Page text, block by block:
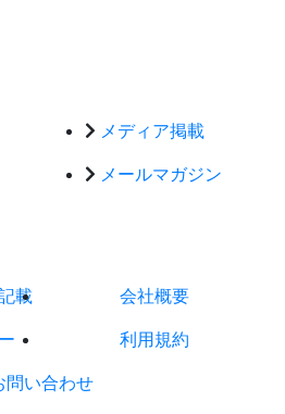
メディア掲載
メールマガジン
載
会社概要
利用規約
問い合わせ